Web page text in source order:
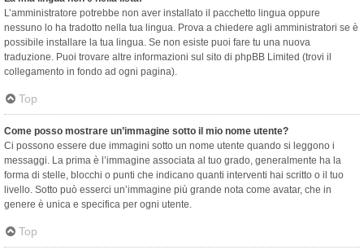
L’amministratore potrebbe non aver installato il pacchetto lingua oppure
nessuno lo ha tradotto nella tua lingua. Prova a chiedere agli amministratori se è
possibile installare la tua lingua. Se non esiste puoi fare tu una nuova
traduzione. Puoi trovare altre informazioni sul sito di phpBB Limited (trovi il
collegamento in fondo ad ogni pagina).
Top
Come posso mostrare un’immagine sotto il mio nome utente?
Ci possono essere due immagini sotto un nome utente quando si leggono i
messaggi. La prima è l’immagine associata al tuo grado, generalmente ha la
forma di stelle, blocchi o punti che indicano quanti interventi hai scritto o il tuo
livello. Sotto può esserci un’immagine più grande nota come avatar, che in
genere è unica e specifica per ogni utente.
Top